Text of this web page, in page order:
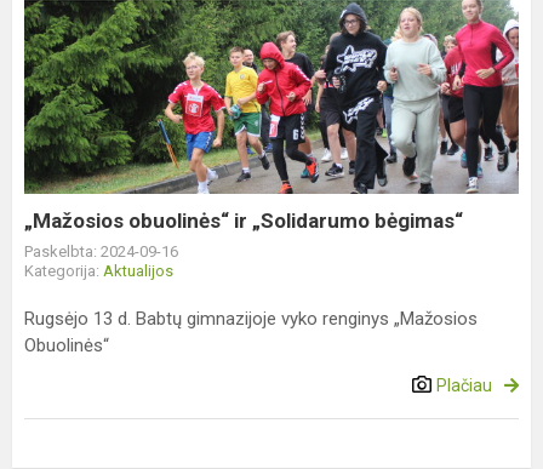
„Mažosios
obuolinės“
ir
„Solidarumo
bėgimas“
„Mažosios obuolinės“ ir „Solidarumo bėgimas“
Paskelbta: 2024-09-16
Kategorija: Aktualijos
Rugsėjo 13 d. Babtų gimnazijoje vyko renginys „Mažosios
Obuolinės“
Plačiau